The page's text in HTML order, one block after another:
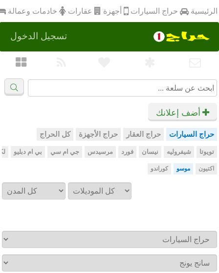
الرئيسية حراج السيارات أجهزة عقارات خادمات وعمالة
تسجيل الدخول
أضف إعلانك
حراج السيارات حراج العقار حراج الأجهزة كل الحراج
تويوتا شيفروليه نيسان فورد مرسيدس جي ام سي بي ام دبليو
اكتيون موسو كوراندو